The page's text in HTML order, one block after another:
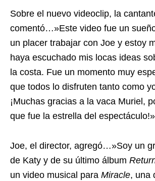
Sobre el nuevo videoclip, la
comentó…»Este video fue un
un placer trabajar con Joe y estoy
haya escuchado mis locas ideas
la costa. Fue un momento muy
que todos lo disfruten tanto como
¡Muchas gracias a la vaca Muriel,
que fue la estrella del
Joe, el director, agregó…»Soy un
de Katy y de su último álbum
un video musical para Miracle, una